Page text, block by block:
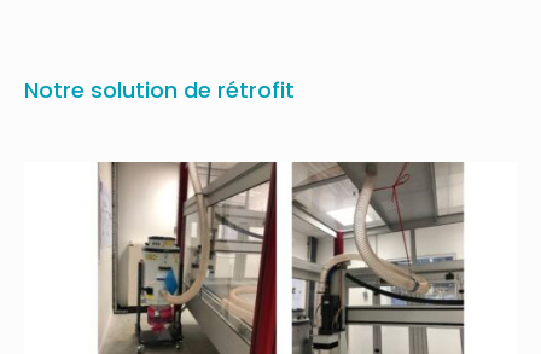
Notre solution de rétrofit